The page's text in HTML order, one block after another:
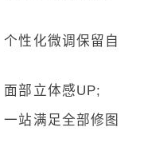
性化微调保留自
部立体感UP;
站满足全部修图